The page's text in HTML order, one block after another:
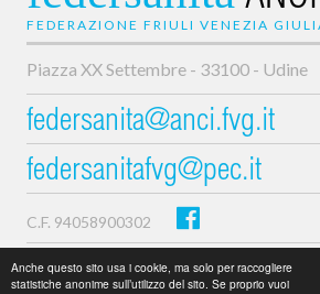
Anche questo sito usa i cookie, ma solo per raccogliere
statistiche anonime sull’utilizzo del sito. Se proprio vuoi
FEDERAZIONE FRIULI VENEZIA
Piazza XX Settembre - 33100 - Udine
federsanita@anci.fvg.it
federsanitafvg@pec.it
C.F. 94058900302
Privacy e cookie policy